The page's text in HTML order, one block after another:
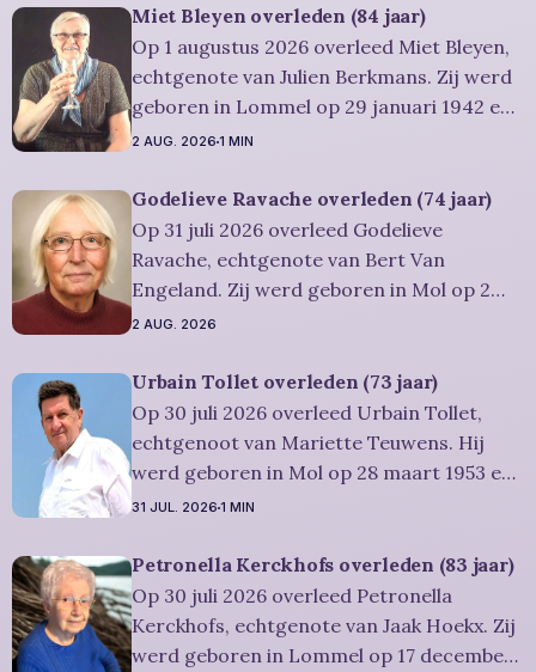
afscheidsplechtigheid vindt plaats in
besloten kring. Er is gelegenheid om in alle
rust
Miet Bleyen overleden (84 jaar)
Op 1 augustus 2026 overleed Miet Bleyen,
echtgenote van Julien Berkmans. Zij werd
geboren in Lommel op 29 januari 1942 en
is overleden in Lommel op 1 augustus
werd 84 jaar. Rouwbericht Severens: De
uitvaartdienst zal in besloten kring
plaatshebben. U kan Miet
2 AUG. 2026 1 MIN
Godelieve Ravache overleden (74 jaar)
Op 31 juli 2026 overleed Godelieve
Ravache, echtgenote van Bert Van
Engeland. Zij werd geboren in Mol op 2
juni 1952 en is overleden in Lommel op 31
werd 74 jaar. Rouwbericht Severens: De
afscheidsviering heeft plaats in besloten
kring. U kan
2 AUG. 2026
Urbain Tollet overleden (73 jaar)
Op 30 juli 2026 overleed Urbain Tollet,
echtgenoot van Mariette Teuwens. Hij
werd geboren in Mol op 28 maart 1953 en
is overleden in Overpelt op 30 juli 2026. Hij
jaar. Rouwbericht Severens: De
afscheidsviering van Urbain waarop u
vriendelijk wordt uitgenodigd, zal
31 JUL. 2026 1 MIN
Petronella Kerckhofs overleden (83 jaar)
Op 30 juli 2026 overleed Petronella
Kerckhofs, echtgenote van Jaak Hoekx. Zij
werd geboren in Lommel op 17 december